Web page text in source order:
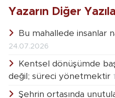
Yazarın Diğer
Bu mahallede insanlar
24.07.2026
Kentsel dönüşümde
değil; süreci yönetmektir
Şehrin ortasında